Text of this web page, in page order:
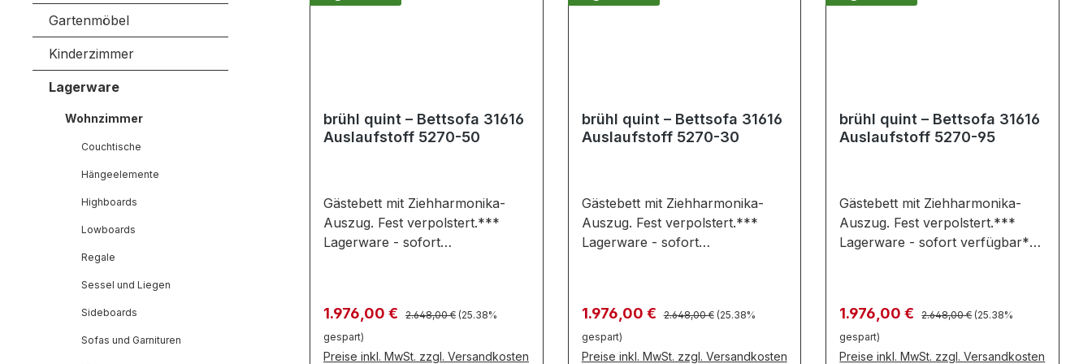
Gartenmöbel
Kinderzimmer
Lagerware
Wohnzimmer
Couchtische
Hängeelemente
Highboards
Lowboards
Regale
Sessel und Liegen
Sideboards
Sofas und Garnituren
brühl quint – Bettsofa 31616
Auslaufstoff 5270-50
Gästebett mit Ziehharmonika-
Auszug. Fest verpolstert.***
Lagerware - sofort
eines Sofas mit der Leichtigkeit
eines Futons. Abgerundete
Konturen und eine Teilungsnaht
Verkaufspreis:
1.976,00 € Regulärer Preis:
2.648,00 € (25.38%
gespart)
Preise inkl. MwSt. zzgl. Versandkosten
brühl quint – Bettsofa 31616
Auslaufstoff 5270-30
Gästebett mit Ziehharmonika-
Auszug. Fest verpolstert.***
Lagerware - sofort
eines Sofas mit der Leichtigkeit
eines Futons. Abgerundete
Konturen und eine Teilungsnaht
Verkaufspreis:
1.976,00 € Regulärer Preis:
2.648,00 € (25.38%
gespart)
Preise inkl. MwSt. zzgl. Versandkosten
brühl quint – Bettsofa 31616
Auslaufstoff 5270-95
Gästebett mit Ziehharmonika-
Auszug. Fest verpolstert.***
Lagerware - sofort verfügbar***
Leichtigkeit eines Futons.
Abgerundete Konturen und eine
Teilungsnaht laden tagsüber zum
Verkaufspreis:
1.976,00 € Regulärer Preis:
2.648,00 € (25.38%
gespart)
Preise inkl. MwSt. zzgl. Versandkosten